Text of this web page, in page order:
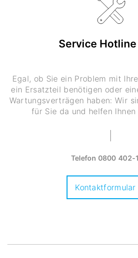
Service
Egal, ob Sie ein Problem mit
ein Ersatzteil benötigen oder
Wartungsverträgen haben: Wir
für Sie da und helfen
Telefon 0800 402-
Kontaktformular